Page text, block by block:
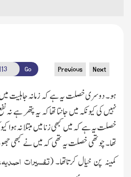
Go Previous Next
ہو۔ دوسری خصلت یہ ہے کہ زمانہ جاہلیت
نہیں کی کیونکہمیں جانتا تھا کہ یہ پتھر ہے
خصلت یہ ہے کہ میں کبھی زنا میں مبتلا نہ ہوا
تھا۔ چوتھی خصلت یہ تھی کہ میں نے کبھی
کمینہ پن خیال کرتاتھا۔(تفسیرات